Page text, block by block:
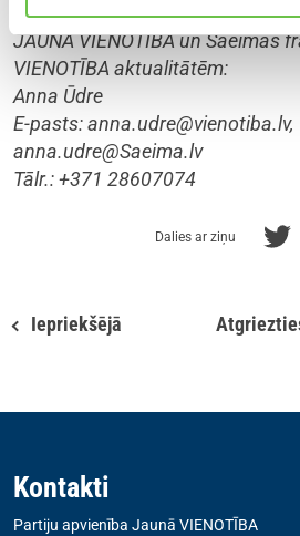
Kontaktpersona informācijai
JAUNĀ VIENOTĪBA un Saeimas
VIENOTĪBA aktualitātēm:
Anna Ūdre
E-pasts:anna.udre@vienotiba.lv,
anna.udre@Saeima.lv
Tālr.: +371 28607074
Dalies ar ziņu
Iepriekšējā
Kontakti
Partiju apvienība Jaunā VIENOTĪBA